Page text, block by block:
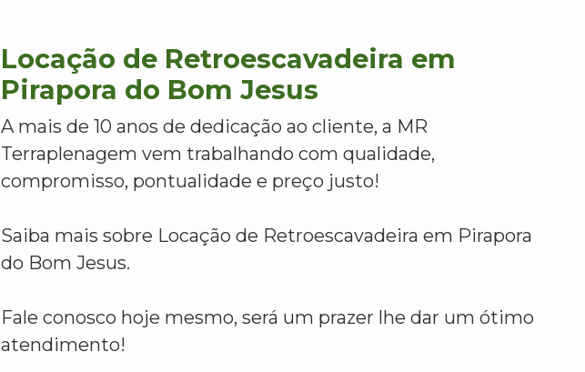
Locação de Retroescavadeira em
Pirapora do Bom Jesus
A mais de 10 anos de dedicação ao cliente, a MR
Terraplenagem vem trabalhando com qualidade,
compromisso, pontualidade e preço justo!
Saiba mais sobre Locação de Retroescavadeira em Pirapora
do Bom Jesus.
Fale conosco hoje mesmo, será um prazer lhe dar um ótimo
atendimento!